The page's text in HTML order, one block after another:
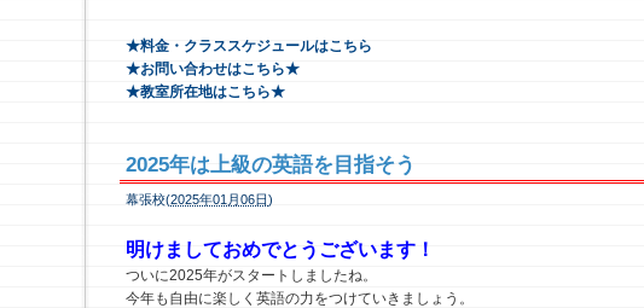
★料金・クラススケジュールはこちら
★お問い合わせはこちら★
★教室所在地はこちら★
2025年は上級の英語を目指そう
幕張校(2025年01月06日)
明けましておめでとうございます！
ついに2025年がスタートしましたね。
今年も自由に楽しく英語の力をつけていきましょう。